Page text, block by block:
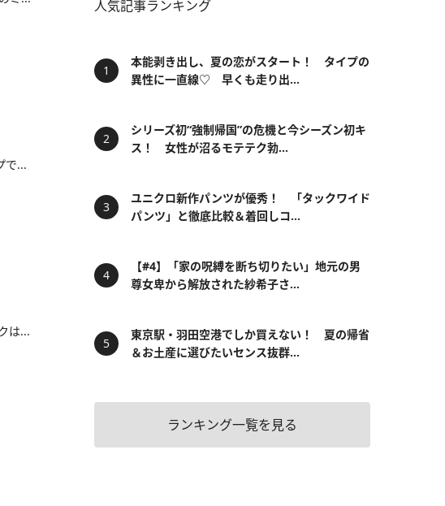
で...
は...
人気記事ランキング
本能剥き出し、夏の恋がスタート！ タイプの
異性に一直線♡ 早くも走り出...
シリーズ初“強制帰国”の危機と今シーズン初キ
ス！ 女性が沼るモテテク勃...
ユニクロ新作パンツが優秀！ 「タックワイド
パンツ」と徹底比較＆着回しコ...
【#4】「家の呪縛を断ち切りたい」地元の男
尊女卑から解放された紗希子さ...
東京駅・羽田空港でしか買えない！ 夏の帰省
＆お土産に選びたいセンス抜群...
ランキング一覧を見る